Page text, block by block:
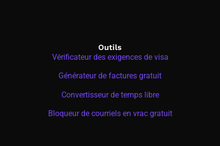
Outils
Vérificateur des exigences de visa
Générateur de factures gratuit
Convertisseur de temps libre
Bloqueur de courriels en vrac gratuit